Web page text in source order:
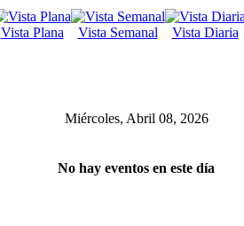
Vista Plana Vista Semanal Vista Diaria
Miércoles, Abril 08, 2026
No hay eventos en este día